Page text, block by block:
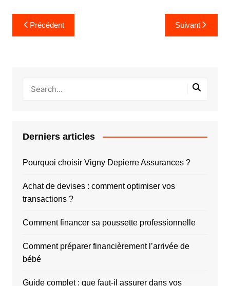
Navigation
de
Précédent Suivant
Derniers articles
Pourquoi choisir Vigny Depierre Assurances ?
Achat de devises : comment optimiser vos
transactions ?
Comment financer sa poussette professionnelle
Comment préparer financièrement l’arrivée de
bébé
Guide complet : que faut-il assurer dans vos